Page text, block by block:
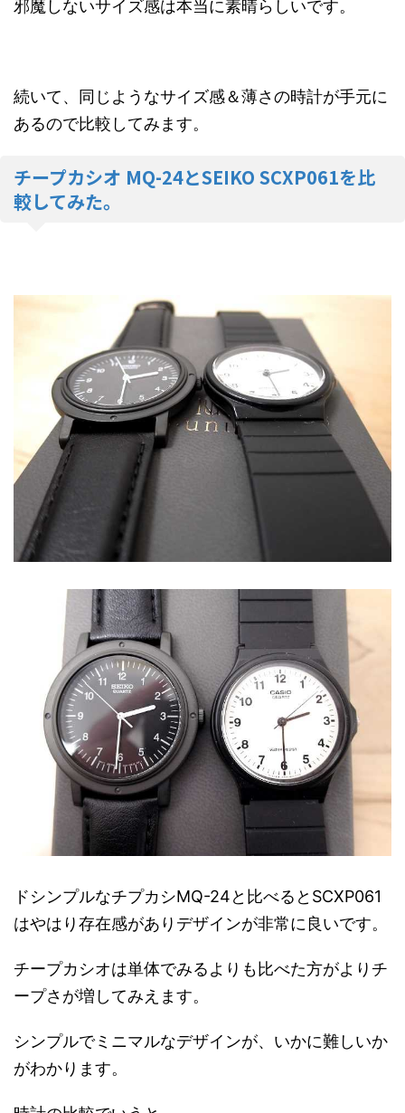
邪魔しないサイズ感は本当に素晴らしいです。
続いて、同じようなサイズ感＆薄さの時計が手元に
あるので比較してみます。
チープカシオ MQ-24とSEIKO SCXP061を比
較してみた。
ドシンプルなチプカシMQ-24と比べるとSCXP061
はやはり存在感がありデザインが非常に良いです。
チープカシオは単体でみるよりも比べた方がよりチ
ープさが増してみえます。
シンプルでミニマルなデザインが、いかに難しいか
がわかります。